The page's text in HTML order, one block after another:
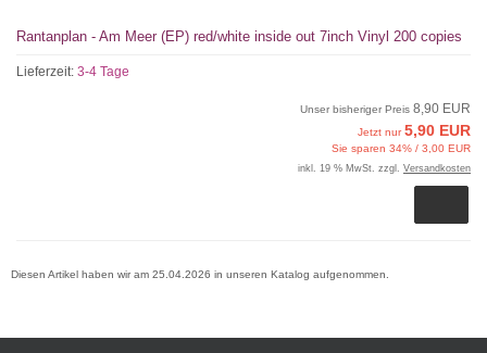
Rantanplan - Am Meer (EP) red/white inside out 7inch Vinyl 200 copies
Lieferzeit: 3-4 Tage
Unser bisheriger Preis 8,90 EUR
Jetzt nur5,90 EUR
Sie sparen 34% / 3,00 EUR
inkl. 19 % MwSt. zzgl. Versandkosten
Diesen Artikel haben wir am 25.04.2026 in unseren Katalog aufgenommen.